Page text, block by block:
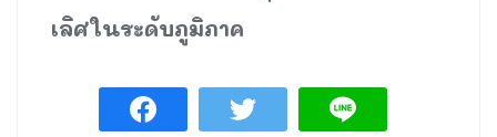
เลิศในระดับภูมิภาค